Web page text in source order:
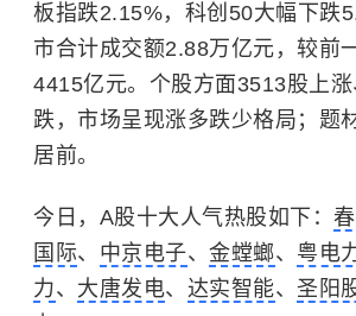
板指跌2.15%，科创50大幅下跌
市合计成交额2.88万亿元，较前
4415亿元。个股方面3513股上
跌，市场呈现涨多跌少格局；题
居前。
今日，A股十大人气热股如下：
国际、 中京电子、 金螳螂、 粤电
力、 大唐发电、 达实智能、 圣阳